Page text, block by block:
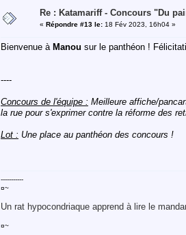
Re : Katamariff - Concours "Du
« Répondre #13 le: 18 Fév 2023, 16h04 »
Bienvenue à Manou sur le panthéon !
----
Concours de l'équipe : Meilleure affiche/
la rue pour s'exprimer contre la réforme des
Lot : Une place au panthéon des concours !
-----------
¤~
Un rat hypocondriaque apprend à lire le
¤~